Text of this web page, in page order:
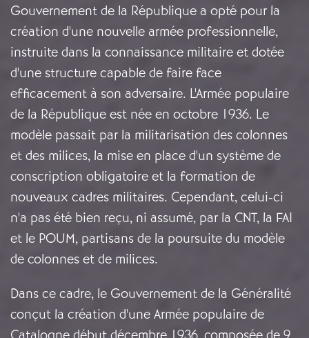
Gouvernement de la République a opté pour la
création d'une nouvelle armée professionnelle,
instruite dans la connaissance militaire et dotée
d'une structure capable de faire face
efficacement à son adversaire. L'Armée populaire
de la République est née en octobre 1936. Le
modèle passait par la militarisation des colonnes
et des milices, la mise en place d'un système de
conscription obligatoire et la formation de
nouveaux cadres militaires. Cependant, celui-ci
n'a pas été bien reçu, ni assumé, par la CNT, la FAI
et le POUM, partisans de la poursuite du modèle
de colonnes et de milices.
Dans ce cadre, le Gouvernement de la Généralité
conçut la création d'une Armée populaire de